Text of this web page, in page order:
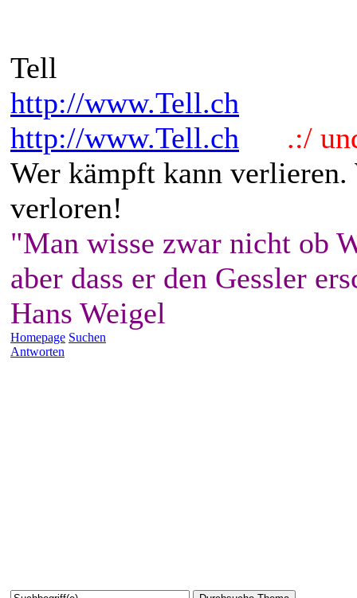
Tell
http://www.Tell.ch
http://www.Tell.ch
.:/
Wer kämpft kann
verloren!
"Man wisse zwar nicht ob
aber dass er den Gessler
Hans Weigel
Homepage Suchen
Antworten